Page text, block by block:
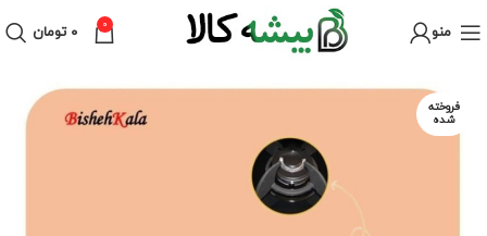
منو 0 ۰ تومان
فروخته
شده